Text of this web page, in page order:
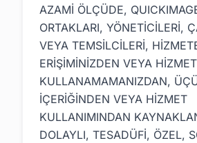
AZAMİ ÖLÇÜDE,
ORTAKLARI, YÖNETİCİLERİ,
VEYA TEMSİLCİLERİ,
ERİŞİMİNİZDEN VEYA
KULLANAMAMANIZDAN,
İÇERİĞİNDEN VEYA HİZMET
KULLANIMINDAN
DOLAYLI, TESADÜFİ, ÖZEL,